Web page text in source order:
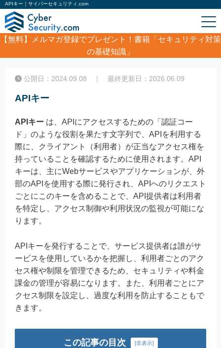
APIキー｜サイバーセキュリティ.com
【無料】
メルマガ登録でプレゼント！書籍「セキュリティ対策
の基礎知識」
APIキー
公開日：2024.09.08 ｜ 最終更新日：2026.06.09
APIキー
APIキー は、APIにアクセスするための「認証コー
ド」のような役割を果たす文字列で、APIを利用する
際に、クライアント（利用者）が正当なアクセス権を
持っていることを確認するために使用されます。API
キーは、主にWebサービスやアプリケーションが、外
部のAPIを使用する際に発行され、APIへのリクエスト
ごとにこのキーを含めることで、API提供者は利用者
を特定し、アクセス制御や利用状況の監視が可能にな
ります。
APIキーを発行することで、サービス提供者は誰がサ
ービスを使用しているかを把握し、利用者ごとのアク
セス権や制限を管理できるため、セキュリティや料金
課金の管理が容易になります。また、利用者ごとにア
クセス制限を設定し、過度な利用を防止することもで
きます。
この記事の目次 [非表示]